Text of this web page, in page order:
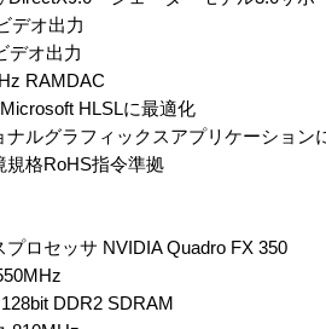
デオ出力
デオ出力
RAMDAC
HLSLに最適化
ナルグラフィックスアプリケーショ
規格RoHS指令準拠
プロセッサ NVIDIA Quadro FX 350
DDR2 SDRAM